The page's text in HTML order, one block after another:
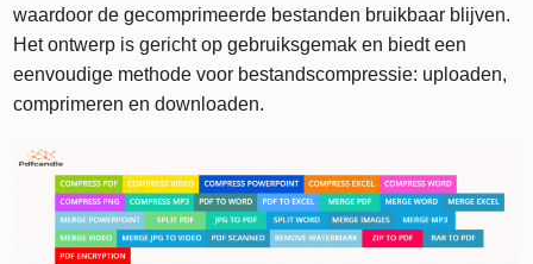
waardoor de gecomprimeerde bestanden bruikbaar blijven.
Het ontwerp is gericht op gebruiksgemak en biedt een
eenvoudige methode voor bestandscompressie: uploaden,
comprimeren en downloaden.